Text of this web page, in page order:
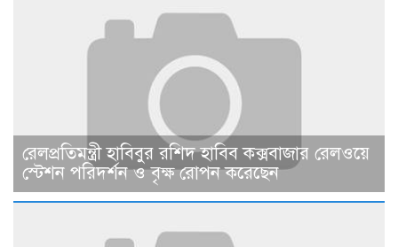
রেলপ্রতিমন্ত্রী হাবিবুর রশিদ হাবিব কক্সবাজার রেলওয়ে
স্টেশন পরিদর্শন ও বৃক্ষ রোপন করেছেন